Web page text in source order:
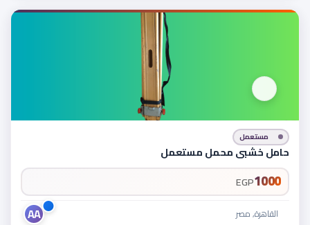
مستعمل
حامل خشبي محمل مستعمل
1000
EGP
القاهرة, مصر AA